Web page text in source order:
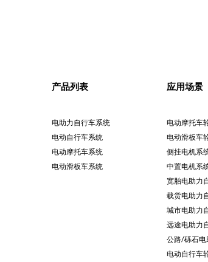
产品列表
电助力自行车系统
电动自行车系统
电动摩托车系统
电动滑板车系统
应用场景
电动摩托车
电动滑板车
侧挂电机系
中置电机系
宽胎电助力
载货电助力
城市电助力
远途电助力
公路/砾石
电动自行车